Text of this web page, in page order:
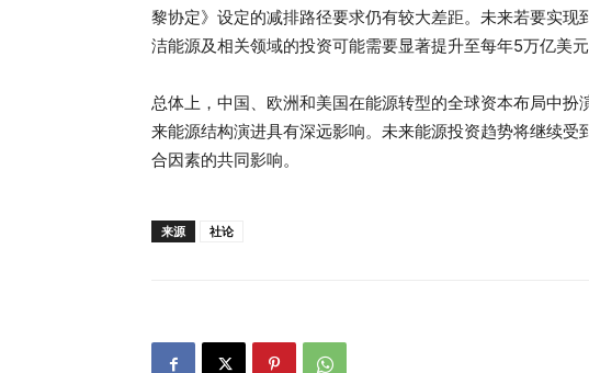
黎协定》设定的减排路径要求仍有较大差距。未来若要实
洁能源及相关领域的投资可能需要显著提升至每年5万亿美元
总体上，中国、欧洲和美国在能源转型的全球资本布局中
来能源结构演进具有深远影响。未来能源投资趋势将继续
合因素的共同影响。
来源 社论